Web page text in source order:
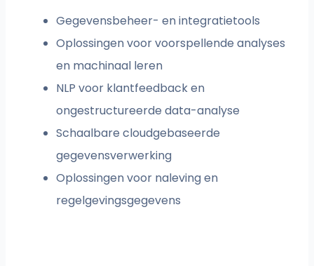
Gegevensbeheer- en integratietools
Oplossingen voor voorspellende analyses
en machinaal leren
NLP voor klantfeedback en
ongestructureerde data-analyse
Schaalbare cloudgebaseerde
gegevensverwerking
Oplossingen voor naleving en
regelgevingsgegevens